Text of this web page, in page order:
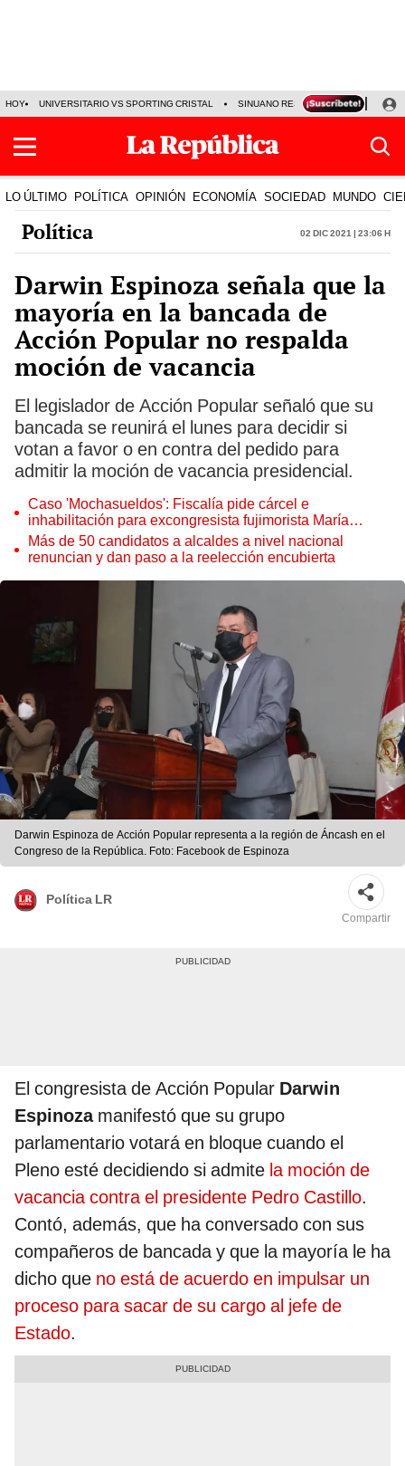
HOY UNIVERSITARIO VS SPORTING CRISTAL SINUANO RESULTADOS HOY
LO ÚLTIMO POLÍTICA OPINIÓN ECONOMÍA SOCIEDAD MUNDO
Política 02 Dic 2021 | 23:06 h
Darwin Espinoza señala que la
mayoría en la bancada de
Acción Popular no respalda
moción de vacancia
El legislador de Acción Popular señaló que su
bancada se reunirá el lunes para decidir si
votan a favor o en contra del pedido para
admitir la moción de vacancia presidencial.
Caso 'Mochasueldos': Fiscalía pide cárcel e
inhabilitación para excongresista fujimorista María
Cordero Jon Tay
Más de 50 candidatos a alcaldes a nivel nacional
renuncian y dan paso a la reelección encubierta
Darwin Espinoza de Acción Popular representa a la región de Áncash en el
Congreso de la República. Foto: Facebook de Espinoza
Política LR
Compartir
El congresista de Acción Popular Darwin
Espinozamanifestó que su grupo
parlamentario votará en bloque cuando el
Pleno esté decidiendo si admite la moción de
vacancia contra el presidente Pedro Castillo.
Contó, además, que ha conversado con sus
compañeros de bancada y que la mayoría le ha
dicho que no está de acuerdo en impulsar un
proceso para sacar de su cargo al jefe de
Estado.